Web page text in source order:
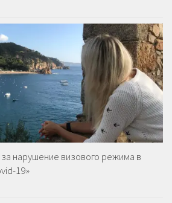
нарушение визового режима в
19»